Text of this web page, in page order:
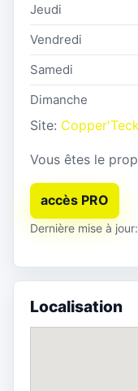
Jeudi
Vendredi
Samedi
Dimanche
Site:
Vous êtes le
accès PRO
Dernière mise à
Localisation